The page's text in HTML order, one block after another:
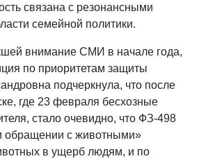
связана с резонансными
семейной политики.
внимание СМИ в начале года,
по приоритетам защиты
подчеркнула, что после
где 23 февраля бесхозные
стало очевидно, что ФЗ-498
обращении с животными»
в ущерб людям, и по